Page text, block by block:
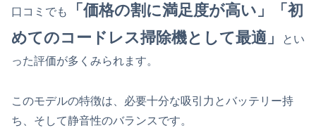
口コミでも
「価格の割に満足度が高い」「初
めてのコードレス掃除機として最適」
とい
った評価が多くみられます。
このモデルの特徴は、必要十分な吸引力とバッテリー持
ち、そして静音性のバランスです。